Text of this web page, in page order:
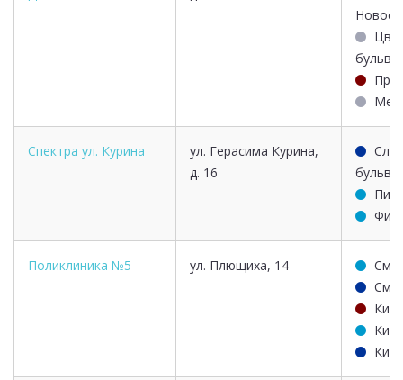
Спектра ул. Курина
ул. Герасима Курина,
д. 16
Поликлиника №5 ул. Плющиха, 14